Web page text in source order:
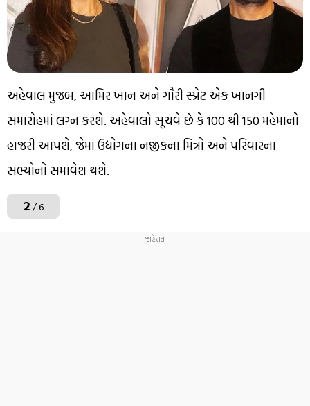
અહેવાલ મુજબ, આમિર ખાન અને ગૌરી સ્પ્રેટ એક ખાનગી
સમારોહમાં લગ્ન કરશે. અહેવાલો સૂચવે છે કે 100 થી 150 મહેમાનો
હાજરી આપશે, જેમાં ઉદ્યોગના નજીકના મિત્રો અને પરિવારના
સભ્યોનો સમાવેશ થશે.
2/ 6